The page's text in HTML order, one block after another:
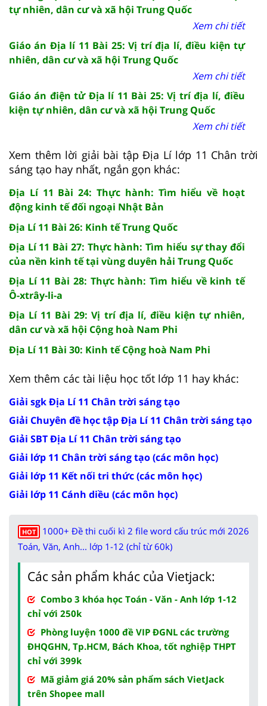
tự nhiên, dân cư và xã hội Trung Quốc
Xem chi tiết
Giáo án Địa lí 11 Bài 25: Vị trí địa lí, điều kiện tự
nhiên, dân cư và xã hội Trung Quốc
Xem chi tiết
Giáo án điện tử Địa lí 11 Bài 25: Vị trí địa lí, điều
kiện tự nhiên, dân cư và xã hội Trung Quốc
Xem chi tiết
Xem thêm lời giải bài tập Địa Lí lớp 11 Chân trời
sáng tạo hay nhất, ngắn gọn khác:
Địa Lí 11 Bài 24: Thực hành: Tìm hiểu về hoạt
động kinh tế đối ngoại Nhật Bản
Địa Lí 11 Bài 26: Kinh tế Trung Quốc
Địa Lí 11 Bài 27: Thực hành: Tìm hiểu sự thay đổi
của nền kinh tế tại vùng duyên hải Trung Quốc
Địa Lí 11 Bài 28: Thực hành: Tìm hiểu về kinh tế
Ô-xtrây-li-a
Địa Lí 11 Bài 29: Vị trí địa lí, điều kiện tự nhiên,
dân cư và xã hội Cộng hoà Nam Phi
Địa Lí 11 Bài 30: Kinh tế Cộng hoà Nam Phi
Xem thêm các tài liệu học tốt lớp 11 hay khác:
Giải sgk Địa Lí 11 Chân trời sáng tạo
Giải Chuyên đề học tập Địa Lí 11 Chân trời sáng tạo
Giải SBT Địa Lí 11 Chân trời sáng tạo
Giải lớp 11 Chân trời sáng tạo (các môn học)
Giải lớp 11 Kết nối tri thức (các môn học)
Giải lớp 11 Cánh diều (các môn học)
HOT
1000+ Đề thi cuối kì 2 file word cấu trúc mới 2026
Toán, Văn, Anh... lớp 1-12 (chỉ từ 60k)
Các sản phẩm khác của Vietjack:
Combo 3 khóa học Toán - Văn - Anh lớp 1-12
chỉ với 250k
Phòng luyện 1000 đề VIP ĐGNL các trường
ĐHQGHN, Tp.HCM, Bách Khoa, tốt nghiệp THPT
chỉ với 399k
Mã giảm giá 20% sản phẩm sách VietJack
trên Shopee mall